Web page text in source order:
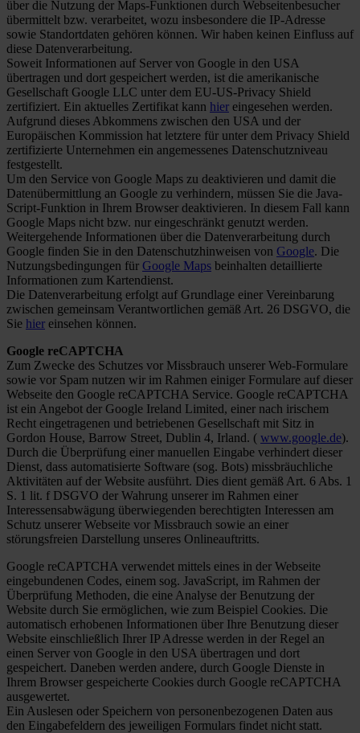
über die Nutzung der Maps-Funktionen durch Webseitenbesucher
übermittelt bzw. verarbeitet, wozu insbesondere die IP-Adresse
sowie Standortdaten gehören können. Wir haben keinen Einfluss auf
diese Datenverarbeitung.
Soweit Informationen auf Server von Google in den USA
übertragen und dort gespeichert werden, ist die amerikanische
Gesellschaft Google LLC unter dem EU-US-Privacy Shield
zertifiziert. Ein aktuelles Zertifikat kann hier eingesehen werden.
Aufgrund dieses Abkommens zwischen den USA und der
Europäischen Kommission hat letztere für unter dem Privacy Shield
zertifizierte Unternehmen ein angemessenes Datenschutzniveau
festgestellt.
Um den Service von Google Maps zu deaktivieren und damit die
Datenübermittlung an Google zu verhindern, müssen Sie die Java-
Script-Funktion in Ihrem Browser deaktivieren. In diesem Fall kann
Google Maps nicht bzw. nur eingeschränkt genutzt werden.
Weitergehende Informationen über die Datenverarbeitung durch
Google finden Sie in den Datenschutzhinweisen von Google. Die
Nutzungsbedingungen für Google Maps beinhalten detaillierte
Informationen zum Kartendienst.
Die Datenverarbeitung erfolgt auf Grundlage einer Vereinbarung
zwischen gemeinsam Verantwortlichen gemäß Art. 26 DSGVO, die
Sie hier einsehen können.
Google reCAPTCHA
Zum Zwecke des Schutzes vor Missbrauch unserer Web-Formulare
sowie vor Spam nutzen wir im Rahmen einiger Formulare auf dieser
Webseite den Google reCAPTCHA Service. Google reCAPTCHA
ist ein Angebot der Google Ireland Limited, einer nach irischem
Recht eingetragenen und betriebenen Gesellschaft mit Sitz in
Gordon House, Barrow Street, Dublin 4, Irland. ( www.google.de).
Durch die Überprüfung einer manuellen Eingabe verhindert dieser
Dienst, dass automatisierte Software (sog. Bots) missbräuchliche
Aktivitäten auf der Website ausführt. Dies dient gemäß Art. 6 Abs. 1
S. 1 lit. f DSGVO der Wahrung unserer im Rahmen einer
Interessensabwägung überwiegenden berechtigten Interessen am
Schutz unserer Webseite vor Missbrauch sowie an einer
störungsfreien Darstellung unseres Onlineauftritts.
Google reCAPTCHA verwendet mittels eines in der Webseite
eingebundenen Codes, einem sog. JavaScript, im Rahmen der
Überprüfung Methoden, die eine Analyse der Benutzung der
Website durch Sie ermöglichen, wie zum Beispiel Cookies. Die
automatisch erhobenen Informationen über Ihre Benutzung dieser
Website einschließlich Ihrer IP Adresse werden in der Regel an
einen Server von Google in den USA übertragen und dort
gespeichert. Daneben werden andere, durch Google Dienste in
Ihrem Browser gespeicherte Cookies durch Google reCAPTCHA
ausgewertet.
Ein Auslesen oder Speichern von personenbezogenen Daten aus
den Eingabefeldern des jeweiligen Formulars findet nicht statt.